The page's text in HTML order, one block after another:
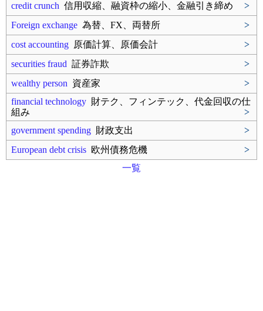
credit crunch 信用収縮、融資枠の縮小、金融引き締め
>
Foreign exchange 為替、FX、両替所
>
cost accounting 原価計算、原価会計
>
securities fraud 証券詐欺
>
wealthy person 資産家
>
financial technology 財テク、フィンテック、代金回収の仕
組み
>
government spending 財政支出
>
European debt crisis 欧州債務危機
>
一覧